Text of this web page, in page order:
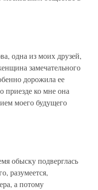
одна из моих друзей,
замечательного
дорожила ее
приезде ко мне она
моего будущего
обыску подверглась
разумеется,
а потому